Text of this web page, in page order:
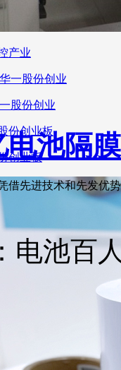
产业
股份创业
创业板
电池隔
借先进技术和先发优
池百